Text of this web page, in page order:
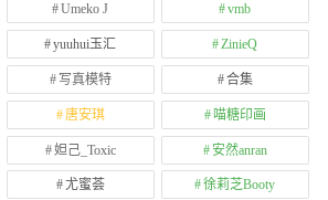
Umeko J vmb
yuuhui玉汇 ZinieQ
写真模特 合集
唐安琪 喵糖印画
妲己_Toxic 安然anran
尤蜜荟 徐莉芝Booty